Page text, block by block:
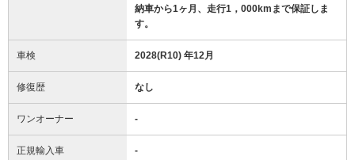
納車から1ヶ月、走行1，000kmまで保証しま
す。
車検 2028(R10) 年12月
修復歴 なし
ワンオーナー -
正規輸入車 -